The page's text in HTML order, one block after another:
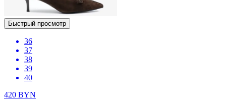
Быстрый просмотр
36
37
38
39
40
420 BYN